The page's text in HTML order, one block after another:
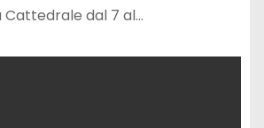
Cattedrale dal 7 al…